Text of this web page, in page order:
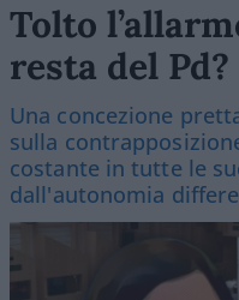
Tolto
resta del Pd?
Una concezione
sulla
costante in tutte le
dall'autonomia